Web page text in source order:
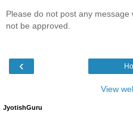
Please do not post any message
not be approved.
‹
View
JyotishGuru